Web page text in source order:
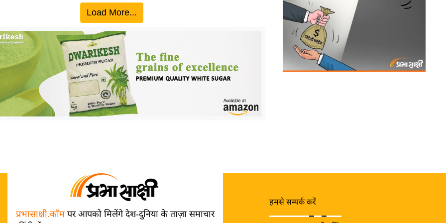
Load More...
प्रभासाक्षी.कॉमपर आपको मिलेंगे देश-दुनिया के ताज़ा समाचार
हमसे सम्पर्क करें